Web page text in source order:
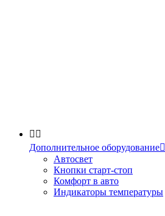
 
Дополнительное оборудование
Автосвет
Кнопки старт-стоп
Комфорт в авто
Индикаторы температуры